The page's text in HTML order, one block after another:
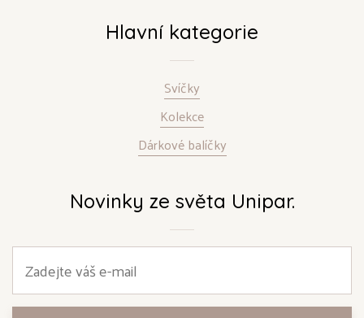
Hlavní kategorie
Svíčky
Kolekce
Dárkové balíčky
Novinky ze světa Unipar.